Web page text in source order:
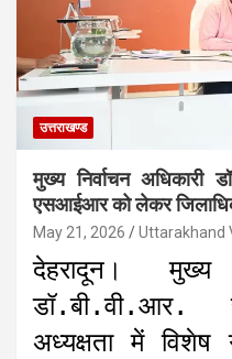
उत्तराखण्ड
मुख्य निर्वाचन अधिकारी
एसआईआर को लेकर
May 21, 2026 Uttarakhand
देहरादून। मुख्य
डॉ.बी.वी.आर.
अध्यक्षता में विशेष